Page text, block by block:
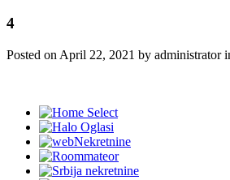
4
Posted on April 22, 2021 by administrator